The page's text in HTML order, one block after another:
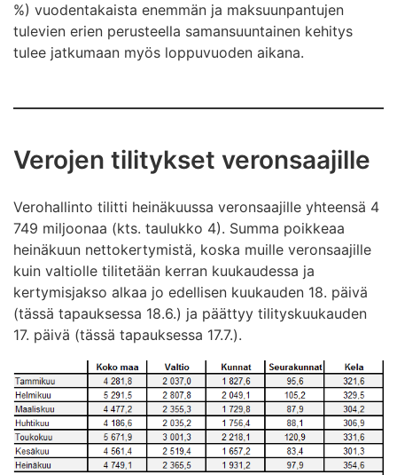
%) vuodentakaista enemmän ja maksuunpantujen
tulevien erien perusteella samansuuntainen kehitys
tulee jatkumaan myös loppuvuoden aikana.
Verojen tilitykset veronsaajille
Verohallinto tilitti heinäkuussa veronsaajille yhteensä 4
749 miljoonaa (kts. taulukko 4). Summa poikkeaa
heinäkuun nettokertymistä, koska muille veronsaajille
kuin valtiolle tilitetään kerran kuukaudessa ja
kertymisjakso alkaa jo edellisen kuukauden 18. päivä
(tässä tapauksessa 18.6.) ja päättyy tilityskuukauden
17. päivä (tässä tapauksessa 17.7.).